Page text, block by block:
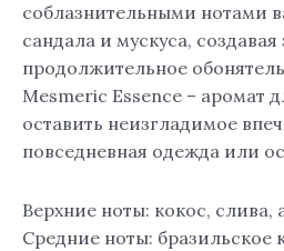
соблазнительными нотами
сандала и мускуса,
продолжительное
Mesmeric Essence – аромат
оставить неизгладимое
повседневная одежда или
Верхние ноты: кокос, слива,
Средние ноты: бразильское